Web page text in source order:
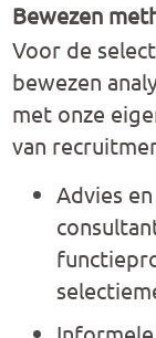
Bewezen
Voor de
bewezen
met onze
van
Advies